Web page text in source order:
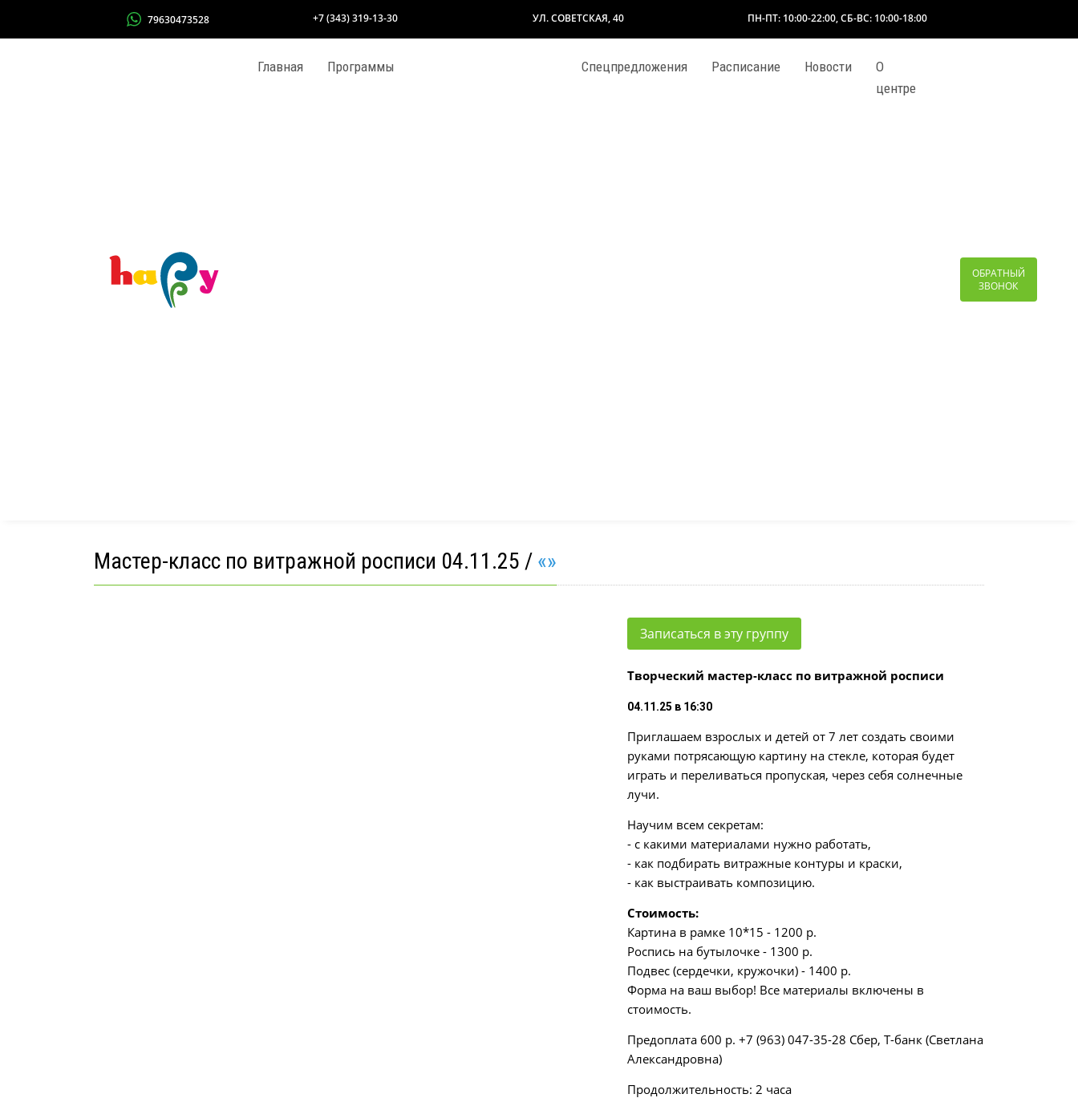
79630473528 +7 (343) 319-13-30 УЛ. СОВЕТСКАЯ, 40 ПН-ПТ: 10:00-22:00, СБ-ВС: 10:00-18:00
Главная Программы Спецпредложения Расписание Новости
О
центре
ОБРАТНЫЙ
ЗВОНОК
Мастер-класс по витражной росписи 04.11.25 / «»
Записаться в эту группу
Творческий мастер-класс по витражной росписи
04.11.25 в 16:30
Приглашаем взрослых и детей от 7 лет создать своими
руками потрясающую картину на стекле, которая будет
играть и переливаться пропуская, через себя солнечные
лучи.
Научим всем секретам:
- с какими материалами нужно работать,
- как подбирать витражные контуры и краски,
- как выстраивать композицию.
Стоимость:
Картина в рамке 10*15 - 1200 р.
Роспись на бутылочке - 1300 р.
Подвес (сердечки, кружочки) - 1400 р.
Форма на ваш выбор! Все материалы включены в
стоимость.
Предоплата 600 р. +7 (963) 047-35-28 Сбер, Т-банк (Светлана
Александровна)
Продолжительность: 2 часа